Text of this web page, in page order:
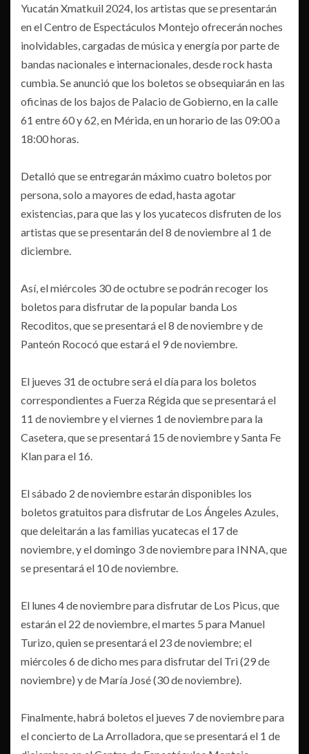
Yucatán Xmatkuil 2024, los artistas que se presentarán
en el Centro de Espectáculos Montejo ofrecerán noches
inolvidables, cargadas de música y energía por parte de
bandas nacionales e internacionales, desde rock hasta
cumbia. Se anunció que los boletos se obsequiarán en las
oficinas de los bajos de Palacio de Gobierno, en la calle
61 entre 60 y 62, en Mérida, en un horario de las 09:00 a
18:00 horas.
Detalló que se entregarán máximo cuatro boletos por
persona, solo a mayores de edad, hasta agotar
existencias, para que las y los yucatecos disfruten de los
artistas que se presentarán del 8 de noviembre al 1 de
diciembre.
Así, el miércoles 30 de octubre se podrán recoger los
boletos para disfrutar de la popular banda Los
Recoditos, que se presentará el 8 de noviembre y de
Panteón Rococó que estará el 9 de noviembre.
El jueves 31 de octubre será el día para los boletos
correspondientes a Fuerza Régida que se presentará el
11 de noviembre y el viernes 1 de noviembre para la
Casetera, que se presentará 15 de noviembre y Santa Fe
Klan para el 16.
El sábado 2 de noviembre estarán disponibles los
boletos gratuitos para disfrutar de Los Ángeles Azules,
que deleitarán a las familias yucatecas el 17 de
noviembre, y el domingo 3 de noviembre para INNA, que
se presentará el 10 de noviembre.
El lunes 4 de noviembre para disfrutar de Los Picus, que
estarán el 22 de noviembre, el martes 5 para Manuel
Turizo, quien se presentará el 23 de noviembre; el
miércoles 6 de dicho mes para disfrutar del Tri (29 de
noviembre) y de María José (30 de noviembre).
Finalmente, habrá boletos el jueves 7 de noviembre para
el concierto de La Arrolladora, que se presentará el 1 de